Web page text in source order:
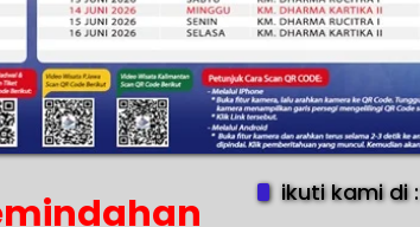
ikuti kami di :